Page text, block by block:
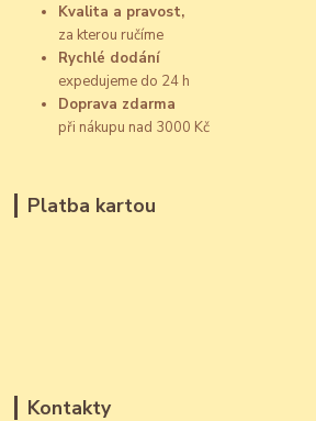
Kvalita a pravost,
za kterou ručíme
Rychlé dodání
expedujeme do 24 h
Doprava zdarma
při nákupu nad 3000 Kč
Platba kartou
Kontakty